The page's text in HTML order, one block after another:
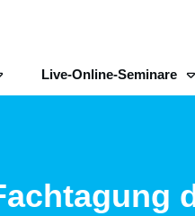
Live-Online-Seminare